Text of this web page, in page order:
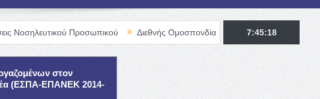
Προσωπικού Διεθνής Ομοσπονδία Θαλασσαιμίας – TIF Fellowship
7:45:19
στον
(ΕΣΠΑ-ΕΠΑΝΕΚ 2014-